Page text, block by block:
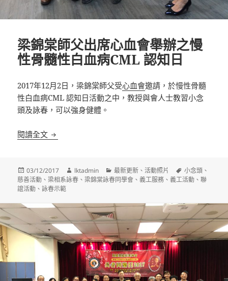
梁錦棠師父出席心血會舉辦之慢
性骨髓性白血病CML 認知日
2017年12月2日，梁錦棠師父受心血會邀請，於慢性骨髓
性白血病CML 認知日活動之中，教授與會人士教習小念
頭及詠春，可以強身健體。
閱讀全文 梁錦棠師父出席心血會舉辦之慢性骨髓性白血病
發
佈
日
03/12/2017
作
者
lktadmin
分
類
最新更新 、活動照片
標
籤
小念頭 、
慈善活動 、梁相系詠春 、梁錦棠詠春同學會 、義工服務 、義工活動 、聯
誼活動 、詠春示範